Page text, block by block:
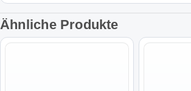
Ähnliche Produkte